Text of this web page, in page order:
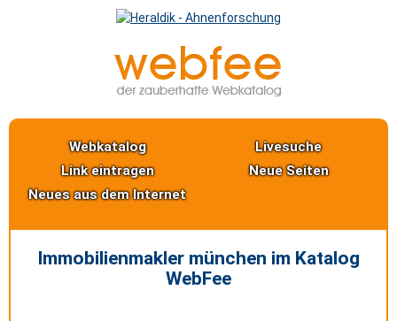
Webkatalog
Livesuche
Link eintragen
Neue Seiten
Neues aus dem Internet
Immobilienmakler münchen im Katalog
WebFee